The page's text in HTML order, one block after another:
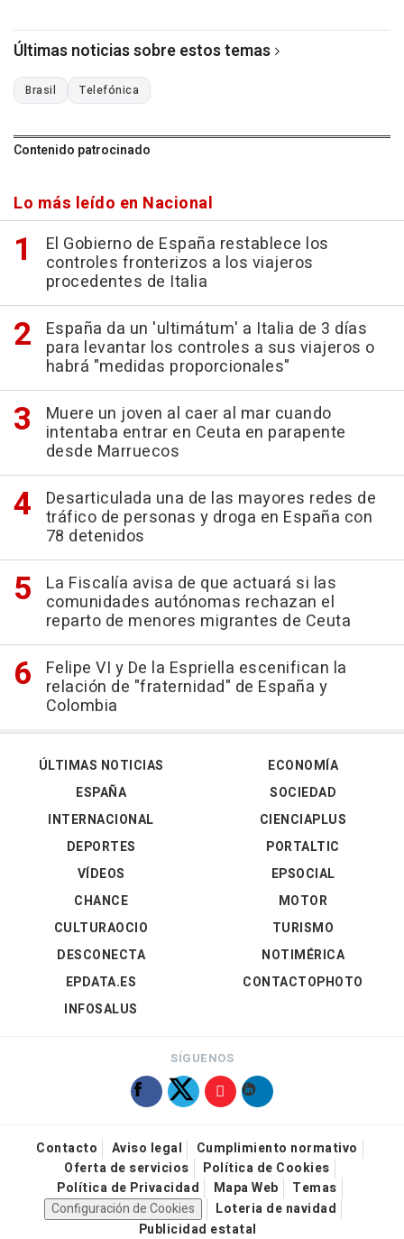
Últimas noticias sobre estos temas
Brasil Telefónica
Contenido patrocinado
Lo más leído en Nacional
El Gobierno de España restablece los
controles fronterizos a los viajeros
procedentes de Italia
España da un 'ultimátum' a Italia de 3 días
para levantar los controles a sus viajeros o
habrá "medidas proporcionales"
Muere un joven al caer al mar cuando
intentaba entrar en Ceuta en parapente
desde Marruecos
Desarticulada una de las mayores redes de
tráfico de personas y droga en España con
78 detenidos
La Fiscalía avisa de que actuará si las
comunidades autónomas rechazan el
reparto de menores migrantes de Ceuta
Felipe VI y De la Espriella escenifican la
relación de "fraternidad" de España y
Colombia
ÚLTIMAS NOTICIAS
ESPAÑA
INTERNACIONAL
DEPORTES
VÍDEOS
ECONOMÍA
SOCIEDAD
CIENCIAPLUS
PORTALTIC
EPSOCIAL
CHANCE
CULTURAOCIO
DESCONECTA
EPDATA.ES
INFOSALUS
MOTOR
TURISMO
NOTIMÉRICA
CONTACTOPHOTO
SÍGUENOS
Contacto Aviso legal
Cumplimiento normativo
Oferta de servicios
Política de Cookies
Política de Privacidad
Mapa Web
Temas
Configuración de Cookies
Loteria de navidad
Publicidad estatal